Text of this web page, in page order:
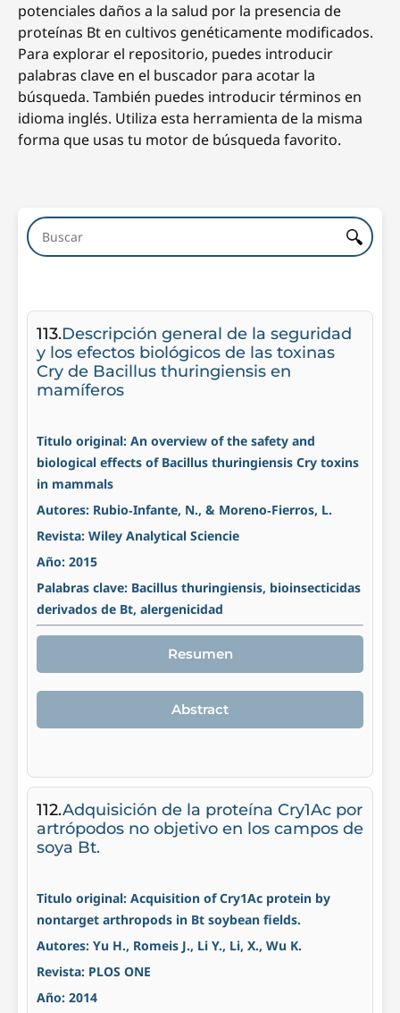
potenciales daños a la salud por la presencia de
proteínas Bt en cultivos genéticamente modificados.
Para explorar el repositorio, puedes introducir
palabras clave en el buscador para acotar la
búsqueda. También puedes introducir términos en
idioma inglés. Utiliza esta herramienta de la misma
forma que usas tu motor de búsqueda favorito.
113.Descripción general de la seguridad
y los efectos biológicos de las toxinas
Cry de Bacillus thuringiensis en
mamíferos
Titulo original: An overview of the safety and
biological effects of Bacillus thuringiensis Cry toxins
in mammals
Autores: Rubio‐Infante, N., & Moreno‐Fierros, L.
Revista: Wiley Analytical Sciencie
Año: 2015
Palabras clave: Bacillus thuringiensis, bioinsecticidas
derivados de Bt, alergenicidad
Resumen
Abstract
112.Adquisición de la proteína Cry1Ac por
artrópodos no objetivo en los campos de
soya Bt.
Titulo original: Acquisition of Cry1Ac protein by
nontarget arthropods in Bt soybean fields.
Autores: Yu H., Romeis J., Li Y., Li, X., Wu K.
Revista: PLOS ONE
Año: 2014